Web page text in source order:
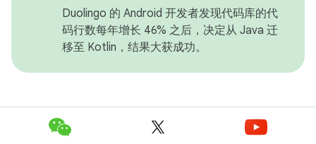
Duolingo 的 Android 开发者发现代码库的代
码行数每年增长 46% 之后，决定从 Java 迁
移至 Kotlin，结果大获成功。